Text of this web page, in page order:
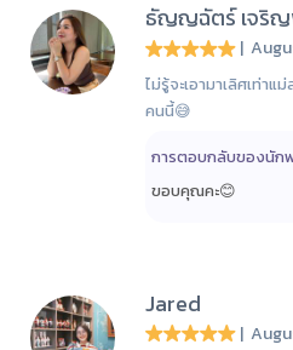
ธัญญฉัตร์ เจริ
|
ไม่รู้จะเอามาเลิศเท่าแ
คนนี้😅
การตอบกลับของนัก
ขอบคุณคะ😊
Jared
|